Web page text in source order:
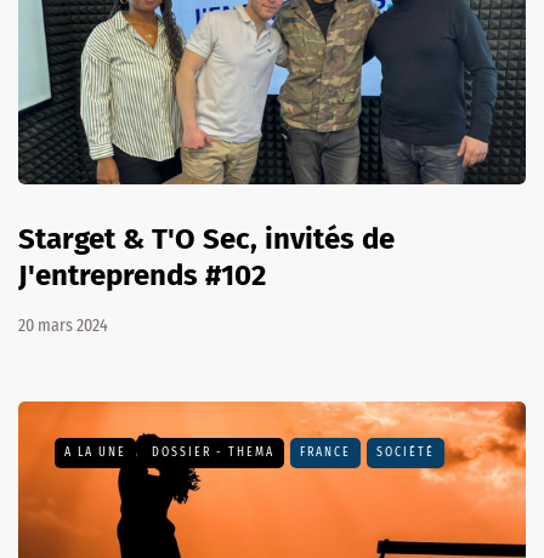
Starget & T'O Sec, invités de
J'entreprends #102
20 mars 2024
A LA UNE DOSSIER - THEMA FRANCE SOCIÉTÉ